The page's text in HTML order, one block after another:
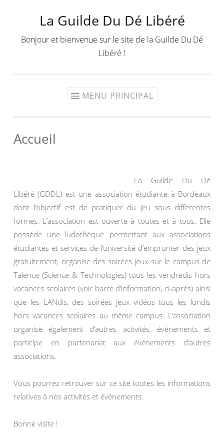
contenu
La Guilde Du Dé Libéré
Bonjour et bienvenue sur le site de la Guilde Du Dé
Libéré !
MENU PRINCIPAL
Accueil
La Guilde Du Dé
Libéré (GDDL) est une association étudiante à Bordeaux
dont l’objectif est de pratiquer du jeu sous différentes
formes. L’association est ouverte à toutes et à tous. Elle
possède une ludothèque permettant aux associations
étudiantes et services de l’université d’emprunter des jeux
gratuitement, organise des soirées jeux sur le campus de
Talence (Science & Technologies) tous les vendredis hors
vacances scolaires (voir barre d’information, ci-après) ainsi
que les LANdis, des soirées jeux vidéos tous les lundis
hors vacances scolaires au même campus. L’association
organise également d’autres activités, évènements et
participe en partenariat aux événements d’autres
associations.
Vous pourrez retrouver sur ce site toutes les informations
relatives à nos activités et événements.
Bonne visite !